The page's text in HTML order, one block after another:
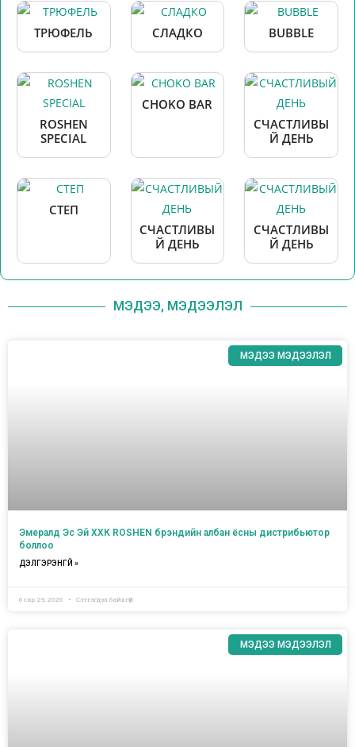
ТРЮФЕЛЬ СЛАДКО BUBBLE
ROSHEN
SPECIAL
CHOKO BAR
СЧАСТЛИВЫ
Й ДЕНЬ
СТЕП
СЧАСТЛИВЫ
Й ДЕНЬ
СЧАСТЛИВЫ
Й ДЕНЬ
МЭДЭЭ, МЭДЭЭЛЭЛ
МЭДЭЭ МЭДЭЭЛЭЛ
Эмералд Эс Эй ХХК ROSHEN брэндийн албан ёсны дистрибьютор
боллоо
ДЭЛГЭРЭНГҮЙ »
6 сар 29, 2026 Сэтгэгдэл байхгүй
МЭДЭЭ МЭДЭЭЛЭЛ